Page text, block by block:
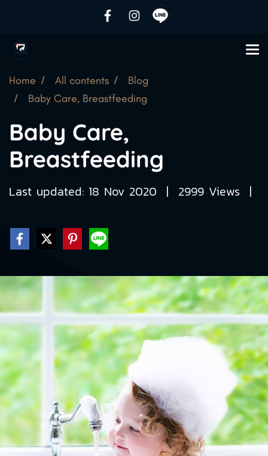
Home All contents
Blog
Baby Care, Breastfeeding
Baby Care,
Breastfeeding
Last updated: 18 Nov 2020 | 2999 Views |